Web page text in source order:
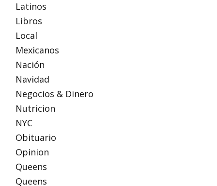
Latinos
Libros
Local
Mexicanos
Nación
Navidad
Negocios & Dinero
Nutricion
NYC
Obituario
Opinion
Queens
Queens